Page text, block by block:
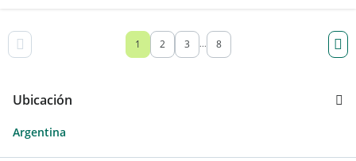
1 2 3 ... 8
Ubicación
Argentina